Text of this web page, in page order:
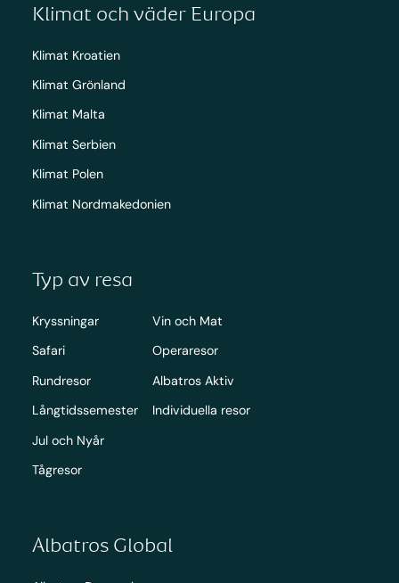
Klimat och väder Europa
Klimat Kroatien
Klimat Grönland
Klimat Malta
Klimat Serbien
Klimat Polen
Klimat Nordmakedonien
Typ av resa
Kryssningar
Safari
Rundresor
Långtidssemester
Jul och Nyår
Tågresor
Vin och Mat
Operaresor
Albatros Aktiv
Individuella resor
Albatros Global